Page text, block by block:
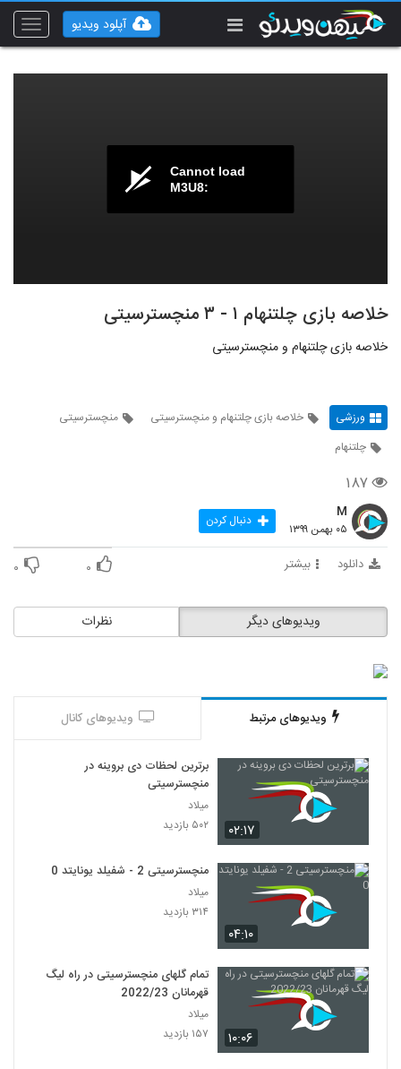
Toggle
آپلود ویدیو
Cannot load
M3U8:
خلاصه بازی چلتنهام ۱ - ۳ منچسترسیتی
خلاصه بازی چلتنهام و منچسترسیتی
ورزشی خلاصه بازی چلتنهام و منچسترسیتی
منچسترسیتی
چلتنهام
۱۸۷
M
۰۵ بهمن ۱۳۹۹ دنبال کردن
دانلود بیشتر ۰ ۰
نظرات ویدیوهای دیگر
ویدیوهای مرتبط ویدیوهای کانال
۰۲:۱۷
برترین لحظات دی بروینه در
منچسترسیتی
میلاد
۵۰۲ بازدید
۰۴:۱۰
منچسترسیتی 2 - شفیلد یونایتد 0
میلاد
۳۱۴ بازدید
۱۰:۰۶
تمام گلهای منچسترسیتی در راه لیگ
قهرمانان 2022/23
میلاد
۱۵۷ بازدید